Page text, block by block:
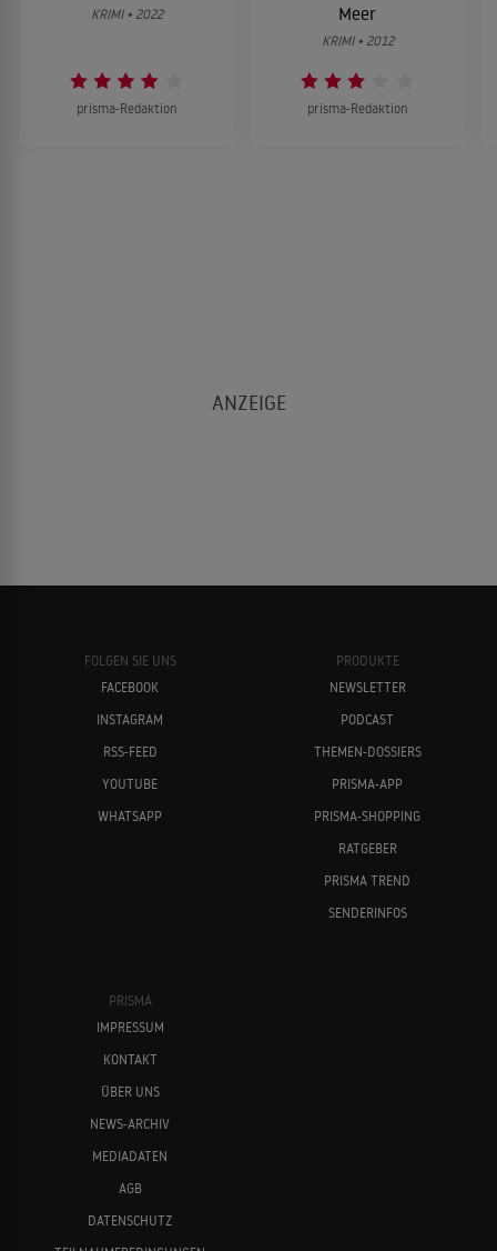
KRIMI • 2022
prisma-Redaktion
Meer
KRIMI • 2012
prisma-Redaktion
FOLGEN SIE UNS
FACEBOOK
INSTAGRAM
RSS-FEED
YOUTUBE
WHATSAPP
PRODUKTE
NEWSLETTER
PODCAST
THEMEN-DOSSIERS
PRISMA-APP
PRISMA-SHOPPING
RATGEBER
PRISMA TREND
SENDERINFOS
PRISMA
IMPRESSUM
KONTAKT
ÜBER UNS
NEWS-ARCHIV
MEDIADATEN
AGB
DATENSCHUTZ